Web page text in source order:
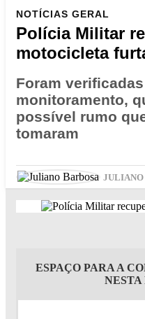
NOTÍCIAS GERAL
Polícia Militar
motocicleta
Foram
monitoramento,
possível rumo
tomaram
JULIANO
ESPAÇO PARA A
NESTA